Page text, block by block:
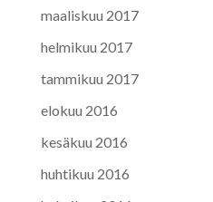
maaliskuu 2017
helmikuu 2017
tammikuu 2017
elokuu 2016
kesäkuu 2016
huhtikuu 2016